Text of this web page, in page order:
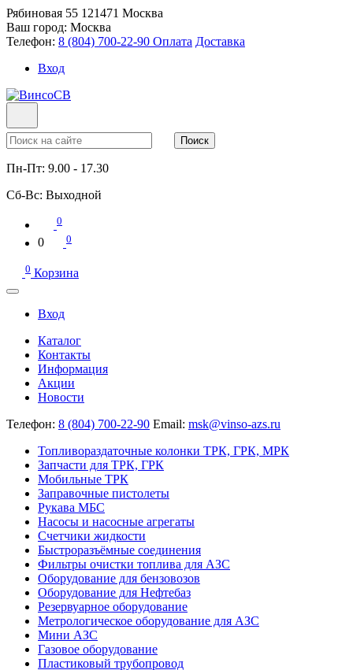
Рябиновая 55 121471 Москва
Ваш город: Москва
Телефон: 8 (804) 700-22-90 Оплата Доставка
Вход
Поиск
Пн-Пт: 9.00 - 17.30
Сб-Вс: Выходной
0
0 0
0 Корзина
Вход
Каталог
Контакты
Информация
Акции
Новости
Телефон: 8 (804) 700-22-90 Email: msk@vinso-azs.ru
Топливораздаточные колонки ТРК, ГРК, МРК
Запчасти для ТРК, ГРК
Мобильные ТРК
Заправочные пистолеты
Рукава МБС
Насосы и насосные агрегаты
Счетчики жидкости
Быстроразъёмные соединения
Фильтры очистки топлива для АЗС
Оборудование для бензовозов
Оборудование для Нефтебаз
Резервуарное оборудование
Метрологическое оборудование для АЗС
Мини АЗС
Газовое оборудование
Пластиковый трубопровод